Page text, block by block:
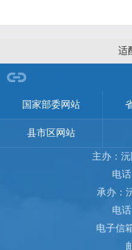
适
国家部委网站
县市区网站
主办：
电
承办：
电
电子信